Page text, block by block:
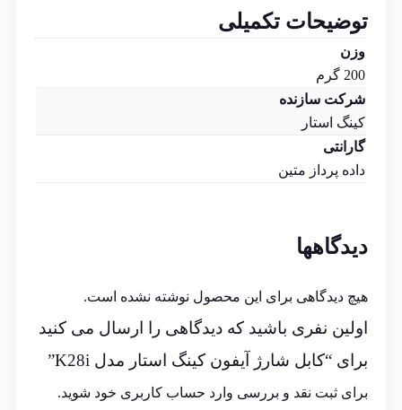
توضیحات تکمیلی
وزن
200 گرم
شرکت سازنده
کینگ استار
گارانتی
داده پرداز متین
دیدگاهها
هیچ دیدگاهی برای این محصول نوشته نشده است.
اولین نفری باشید که دیدگاهی را ارسال می کنید
برای “کابل شارژ آیفون کینگ استار مدل K28i”
برای ثبت نقد و بررسی وارد حساب کاربری خود شوید.